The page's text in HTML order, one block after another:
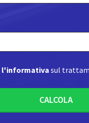
l'informativa sul
CALCOLA